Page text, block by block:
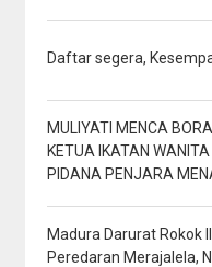
Daftar segera,
MULIYATI MENCA
KETUA IKATAN
PIDANA PENJARA
Madura Darurat Rokok
Peredaran Merajalela,